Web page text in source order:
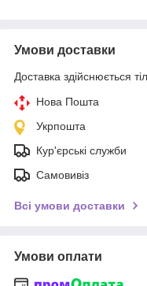
Умови доставки
Доставка здійснюється
Нова Пошта
Укрпошта
Кур'єрські служби
Самовивіз
Всі умови доставки
Умови оплати